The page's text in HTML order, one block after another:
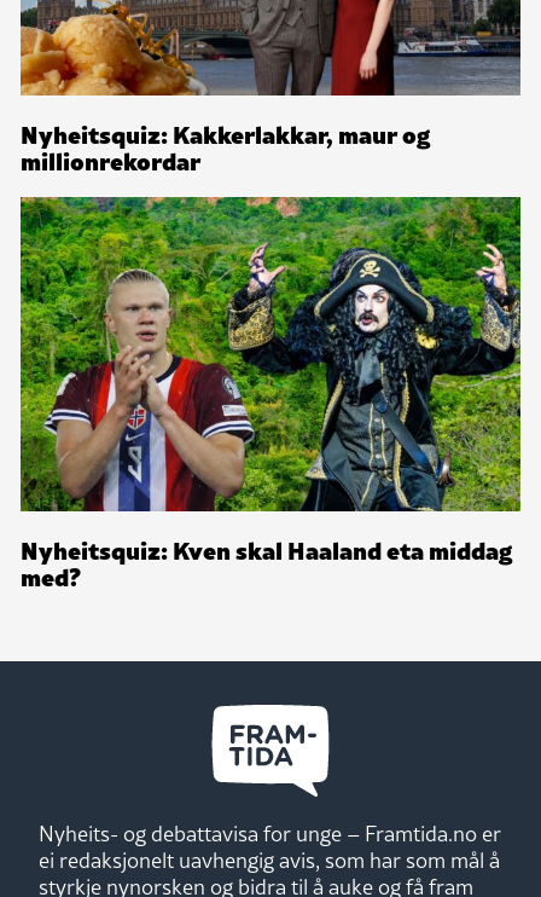
Nyheitsquiz: Kakkerlakkar, maur og
millionrekordar
Nyheitsquiz: Kven skal Haaland eta middag
med?
Nyheits- og debattavisa for unge – Framtida.no er
ei redaksjonelt uavhengig avis, som har som mål å
styrkje nynorsken og bidra til å auke og få fram